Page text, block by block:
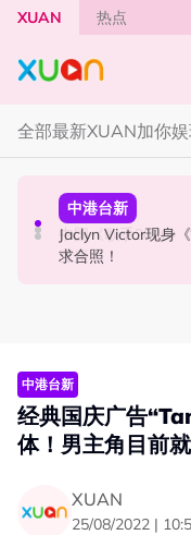
Skip to main content
XUAN 热点
全部最新XUAN加你
国际星闻
YG大楼遭女粉持
新进展曝光！
中港台新
Jaclyn Victor现身
求合照！
中港台新
中国《歌手2026》
宝座！
中港台新
经典国庆广告
体！男主角目前
XUAN
25/08/2022 |